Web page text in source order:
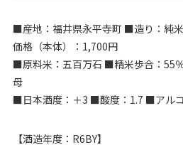
■産地：福井県永平寺町 ■造り：純
価格（本体）：1,700円
■原料米：五百万石 ■精米歩合：55
母
■日本酒度：＋3 ■酸度：1.7 ■アル
【酒造年度：R6BY】